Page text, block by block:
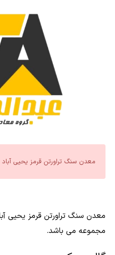
معدن سنگ تراورتن قرمز یحیی آباد
معدن سنگ تراورتن قرمز یحیی
مجموعه می باشد.